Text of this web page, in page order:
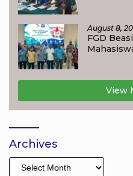
August 8,
FGD
View
Archives
Archives